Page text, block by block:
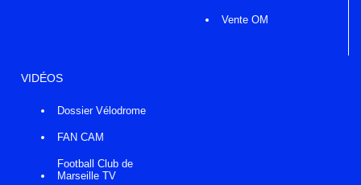
Vente OM
VIDÉOS
Dossier Vélodrome
FAN CAM
Football Club de
Marseille TV